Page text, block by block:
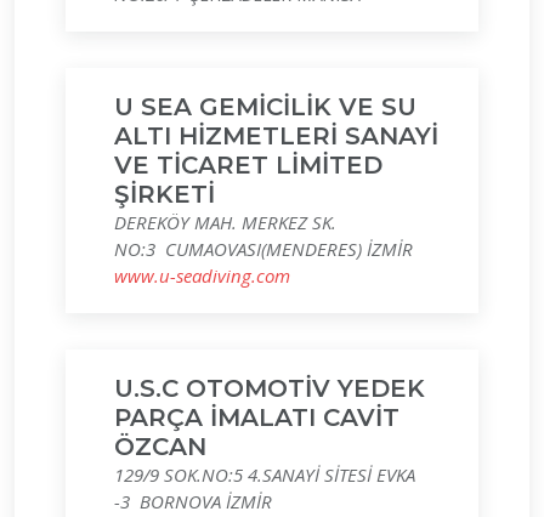
U SEA GEMİCİLİK VE SU
ALTI HİZMETLERİ SANAYİ
VE TİCARET LİMİTED
ŞİRKETİ
DEREKÖY MAH. MERKEZ SK.
NO:3 CUMAOVASI(MENDERES) İZMİR
www.u-seadiving.com
U.S.C OTOMOTİV YEDEK
PARÇA İMALATI CAVİT
ÖZCAN
129/9 SOK.NO:5 4.SANAYİ SİTESİ EVKA
-3 BORNOVA İZMİR